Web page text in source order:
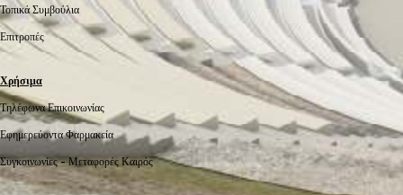
Τοπικά Συμβούλια
Επιτροπές
Χρήσιμα
Τηλέφωνα Επικοινωνίας
Εφημερεύοντα Φαρμακεία
Συγκοινωνίες -Μεταφορές Καιρός